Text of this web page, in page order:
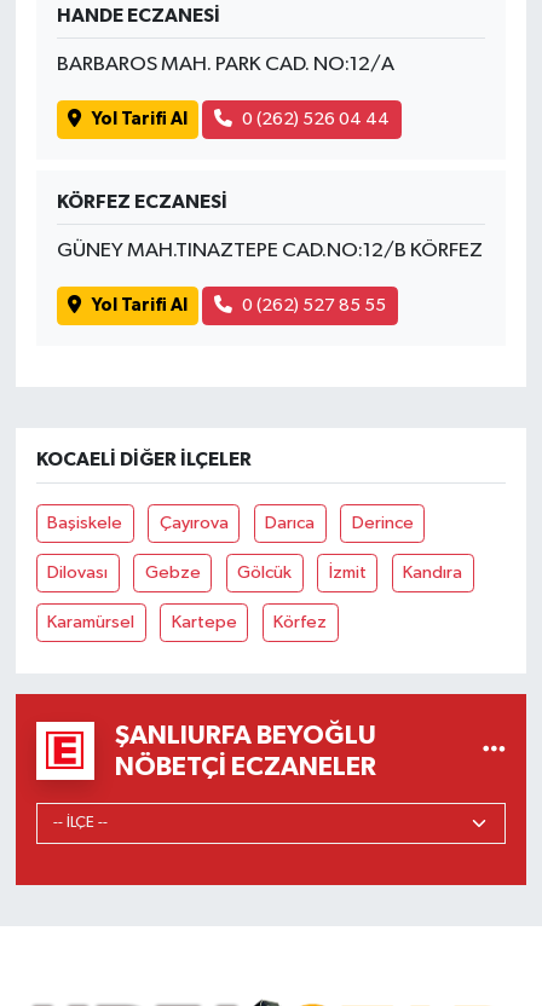
HANDE ECZANESİ
BARBAROS MAH. PARK CAD. NO:12/A
Yol Tarifi Al 0 (262) 526 04 44
KÖRFEZ ECZANESİ
GÜNEY MAH.TINAZTEPE CAD.NO:12/B KÖRFEZ
Yol Tarifi Al 0 (262) 527 85 55
KOCAELI DIĞER İLÇELER
Başiskele Çayırova Darıca Derince
Dilovası Gebze Gölcük İzmit Kandıra
Karamürsel Kartepe Körfez
ŞANLIURFA BEYOĞLU
NÖBETÇI ECZANELER